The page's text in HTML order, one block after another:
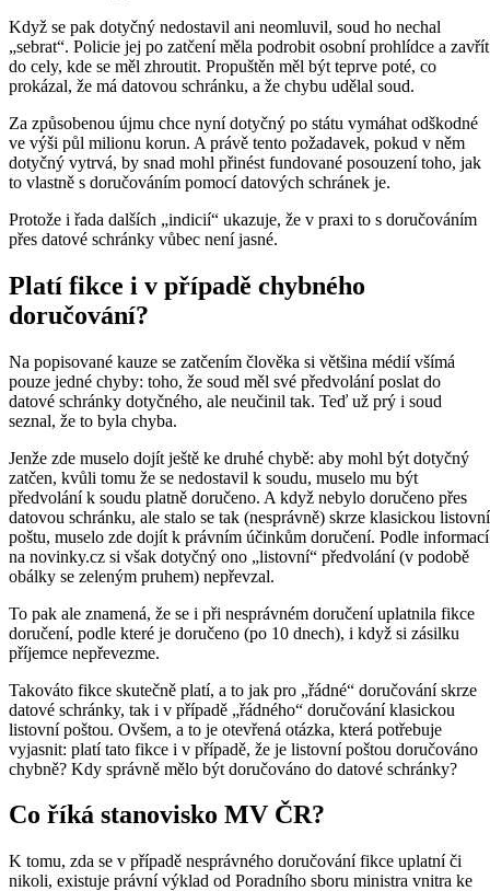
Když se pak dotyčný nedostavil ani neomluvil, soud ho nechal
„sebrat“. Policie jej po zatčení měla podrobit osobní prohlídce a zavřít
do cely, kde se měl zhroutit. Propuštěn měl být teprve poté, co
prokázal, že má datovou schránku, a že chybu udělal soud.
Za způsobenou újmu chce nyní dotyčný po státu vymáhat odškodné
ve výši půl milionu korun. A právě tento požadavek, pokud v něm
dotyčný vytrvá, by snad mohl přinést fundované posouzení toho, jak
to vlastně s doručováním pomocí datových schránek je.
Protože i řada dalších „indicií“ ukazuje, že v praxi to s doručováním
přes datové schránky vůbec není jasné.
Platí fikce i v případě chybného
doručování?
Na popisované kauze se zatčením člověka si většina médií všímá
pouze jedné chyby: toho, že soud měl své předvolání poslat do
datové schránky dotyčného, ale neučinil tak. Teď už prý i soud
seznal, že to byla chyba.
Jenže zde muselo dojít ještě ke druhé chybě: aby mohl být dotyčný
zatčen, kvůli tomu že se nedostavil k soudu, muselo mu být
předvolání k soudu platně doručeno. A když nebylo doručeno přes
datovou schránku, ale stalo se tak (nesprávně) skrze klasickou listovní
poštu, muselo zde dojít k právním účinkům doručení. Podle informací
na novinky.cz si však dotyčný ono „listovní“ předvolání (v podobě
obálky se zeleným pruhem) nepřevzal.
To pak ale znamená, že se i při nesprávném doručení uplatnila fikce
doručení, podle které je doručeno (po 10 dnech), i když si zásilku
příjemce nepřevezme.
Takováto fikce skutečně platí, a to jak pro „řádné“ doručování skrze
datové schránky, tak i v případě „řádného“ doručování klasickou
listovní poštou. Ovšem, a to je otevřená otázka, která potřebuje
vyjasnit: platí tato fikce i v případě, že je listovní poštou doručováno
chybně? Kdy správně mělo být doručováno do datové schránky?
Co říká stanovisko MV ČR?
K tomu, zda se v případě nesprávného doručování fikce uplatní či
nikoli, existuje právní výklad od Poradního sboru ministra vnitra ke